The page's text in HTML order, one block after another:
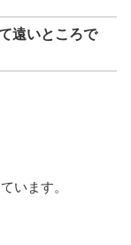
遠いところで
います。